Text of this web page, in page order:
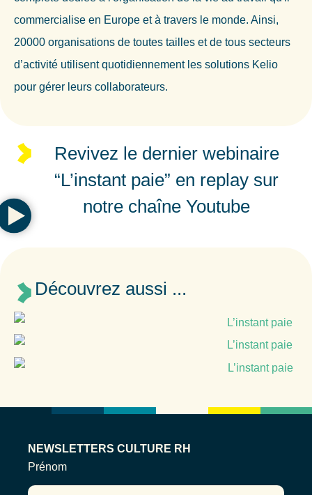
commercialise en Europe et à travers le monde. Ainsi,
20000 organisations de toutes tailles et de tous secteurs
d’activité utilisent quotidiennement les solutions Kelio
pour gérer leurs collaborateurs.
Revivez le dernier webinaire
“L’instant paie” en replay sur
notre chaîne Youtube
Découvrez aussi ...
NEWSLETTERS CULTURE RH
Prénom